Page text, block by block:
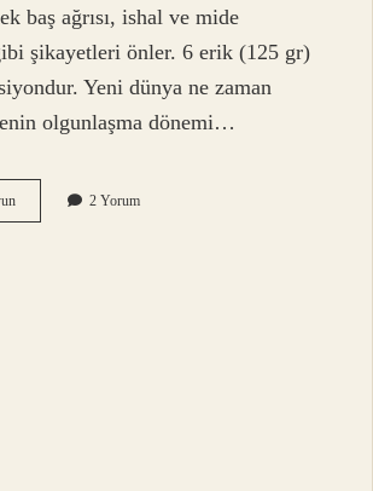
baş ağrısı, ishal ve mide
şikayetleri önler. 6 erik (125 gr)
Yeni dünya ne zaman
olgunlaşma dönemi…
Yeni
Dünya
2 Yorum